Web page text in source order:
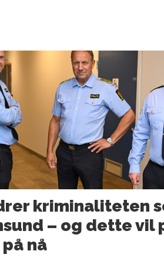
kriminaliteten
– og dette vil
nå